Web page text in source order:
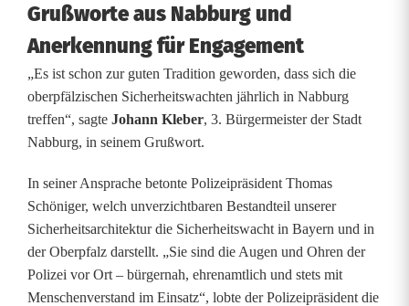
c
h
t
1
.
5
0
0
A
Grußworte aus Nabburg und
Anerkennung für Engagement
„Es ist schon zur guten Tradition geworden, dass sich die
oberpfälzischen Sicherheitswachten jährlich in Nabburg
treffen“, sagte Johann Kleber, 3. Bürgermeister der Stadt
Nabburg, in seinem Grußwort.
In seiner Ansprache betonte Polizeipräsident Thomas
Schöniger, welch unverzichtbaren Bestandteil unserer
Sicherheitsarchitektur die Sicherheitswacht in Bayern und in
der Oberpfalz darstellt. „Sie sind die Augen und Ohren der
Polizei vor Ort – bürgernah, ehrenamtlich und stets mit
Menschenverstand im Einsatz“, lobte der Polizeipräsident die